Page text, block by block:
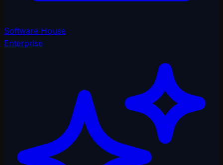
Software House
Enterprise